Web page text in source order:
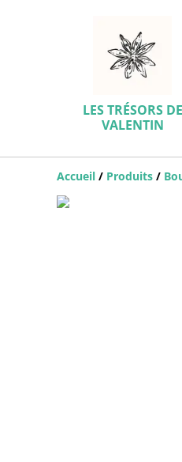
LES TRÉSORS DE
VALENTIN
Accueil / Produits /